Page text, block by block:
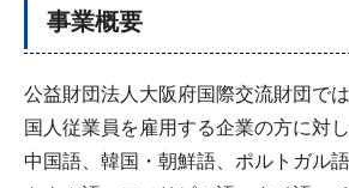
事業概要
公益財団法人大阪府国際交流財団で
国人従業員を雇用する企業の方に対
中国語、韓国・朝鮮語、ポルトガル